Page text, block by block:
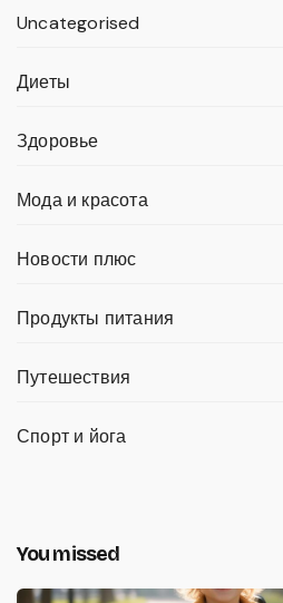
Uncategorised
Диеты
Здоровье
Мода и красота
Новости плюс
Продукты питания
Путешествия
Спорт и йога
You missed